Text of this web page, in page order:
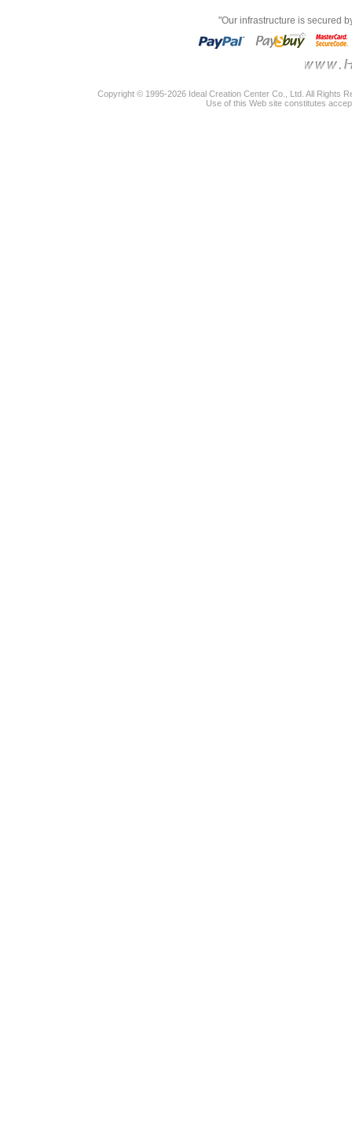
"Our infrastructure is secured
Copyright © 1995-2026 Ideal Creation Center Co., Ltd. All Rights
Use of this Web site constitutes